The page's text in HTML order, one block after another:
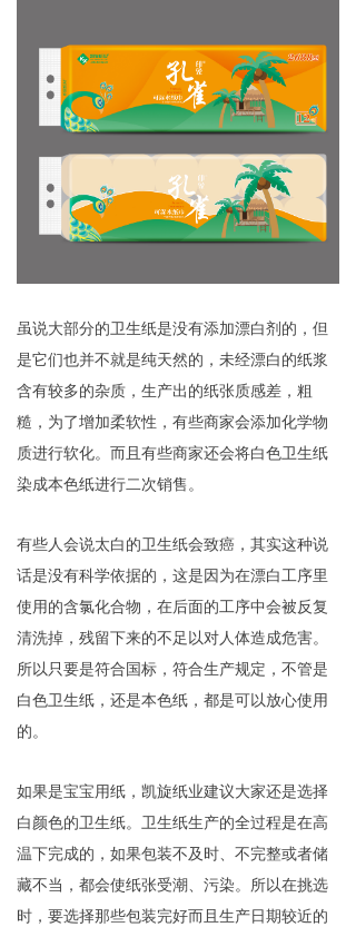
虽说大部分的卫生纸是没有添加漂白剂的，但
是它们也并不就是纯天然的，未经漂白的纸浆
含有较多的杂质，生产出的纸张质感差，粗
糙，为了增加柔软性，有些商家会添加化学物
质进行软化。而且有些商家还会将白色卫生纸
染成本色纸进行二次销售。
有些人会说太白的卫生纸会致癌，其实这种说
话是没有科学依据的，这是因为在漂白工序里
使用的含氯化合物，在后面的工序中会被反复
清洗掉，残留下来的不足以对人体造成危害。
所以只要是符合国标，符合生产规定，不管是
白色卫生纸，还是本色纸，都是可以放心使用
的。
如果是宝宝用纸，凯旋纸业建议大家还是选择
白颜色的卫生纸。卫生纸生产的全过程是在高
温下完成的，如果包装不及时、不完整或者储
藏不当，都会使纸张受潮、污染。所以在挑选
时，要选择那些包装完好而且生产日期较近的